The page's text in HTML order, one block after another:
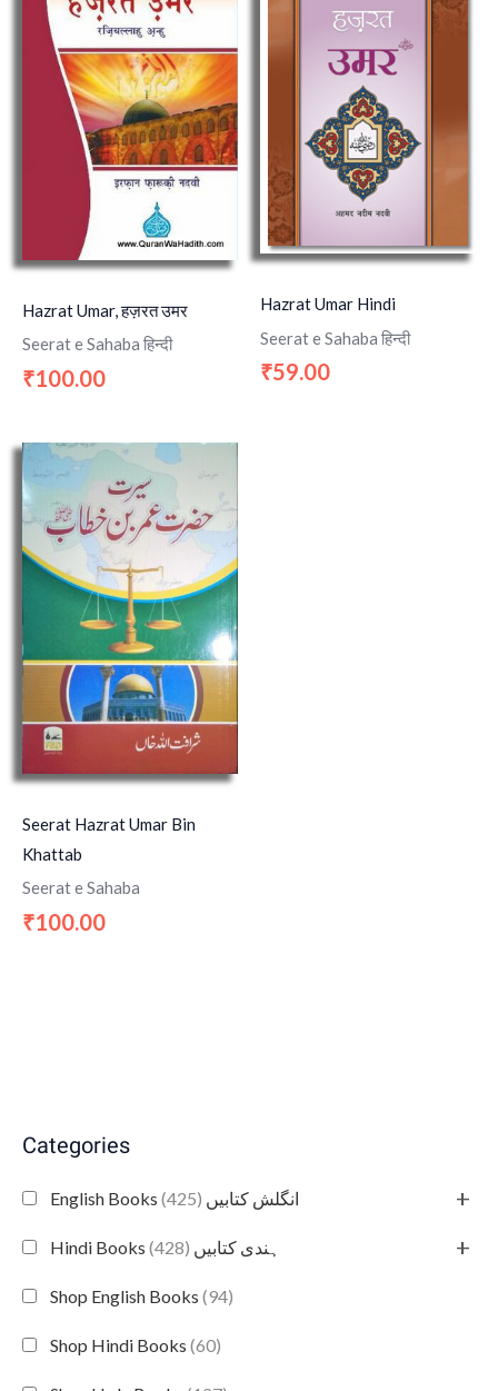
Categories
English Books انگلش کتابیں (425) +
Hindi Books ہندی کتابیں (428) +
Shop English Books (94)
Shop Hindi Books (60)
Hazrat Umar, हज़रत उमर
Seerat e Sahaba हिन्दी
₹100.00
Hazrat Umar Hindi
Seerat e Sahaba हिन्दी
₹59.00
Seerat Hazrat Umar Bin
Khattab
Seerat e Sahaba
₹100.00